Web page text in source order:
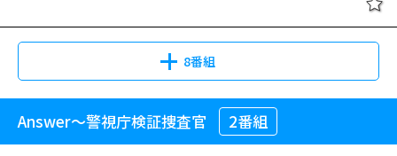
死ぬ運命。ただし、３人のうち１人の命を犠牲にすれば、他の２人は助か
る。三日後の午前０時までに誰か１人を殺しなさい。もし、そのひとりを決
はざまの町。誰が死ぬのか、家族会議をして決めなさい｣
「地獄は満員」・・・ ある日突然、“地獄が満員”となり、極悪人は死なず
1人の命を犠牲にすれば、ほかの2人は助かる。3日後の午前0時までに誰か1
人を殺すこと。もしその1人を決められなければ全員が死ぬことになる。自
然、“地獄が満員”となり、極悪人は死なずに済むという世界に変わってしま
った。人々が我先にと悪事へ走り始める中、ヤクザの組長・超極悪人の剛三
閉じる
08/12(水)07:50～09:25
2002年作【出演】哀川翔 中村麻美 寺島進 鬼丸【監督】瀬々敬久【内
8番組
大脱獄
Answer～警視庁検証捜査官 2番組